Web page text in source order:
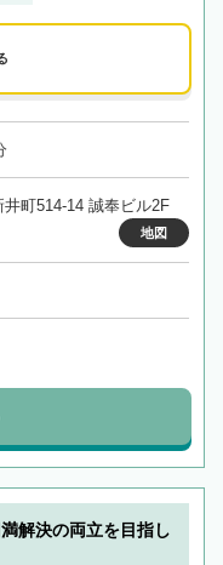
町514-14 誠奉ビル2F
地図
解決の両立を目指し